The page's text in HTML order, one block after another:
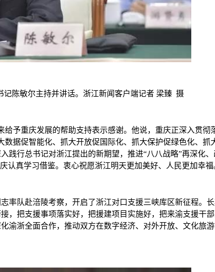
陈敏尔主持并讲话。浙江新闻客户端记者 梁臻 摄
予重庆发展的帮助支持表示感谢。他说，重庆正深入贯彻
据促智能化、抓大开放促国际化、抓大保护促绿色化、
行总书记对浙江提出的新期望，推进“八八战略”再深化
真学习借鉴。衷心祝愿浙江明天更加美好、人民更加幸福
队赴涪陵考察，开启了浙江对口支援三峡库区新征程。
，把支援事项落实好，把援建项目实施好，把来渝支援干
浙全面合作，推动双方在数字经济、对外开放、文化旅